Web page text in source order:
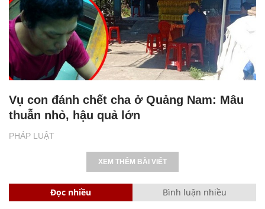
PHÁP LUẬT
Vụ con đánh chết cha ở Quảng Nam: Mâu
thuẫn nhỏ, hậu quả lớn
XEM THÊM BÀI VIẾT
Đọc nhiều Bình luận nhiều